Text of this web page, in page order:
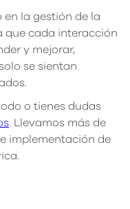
en la gestión de la
que cada interacción
y mejorar,
se sientan
o tienes dudas
. Llevamos más de
implementación de